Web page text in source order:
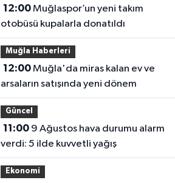
12:00Muğlaspor’un yeni takım
otobüsü kupalarla donatıldı
Muğla Haberleri
12:00Muğla'da miras kalan ev ve
arsaların satışında yeni dönem
Güncel
11:009 Ağustos hava durumu alarm
verdi: 5 ilde kuvvetli yağış
Ekonomi